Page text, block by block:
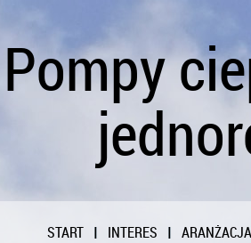
Pompy
START INTERES
ARANŻACJA